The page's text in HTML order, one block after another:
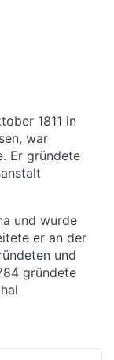
1811 in
war
Er gründete
und wurde
er an der
und
gründete